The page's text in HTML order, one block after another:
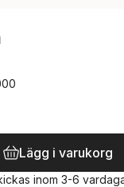
Lägg i varukorg
inom 3-6